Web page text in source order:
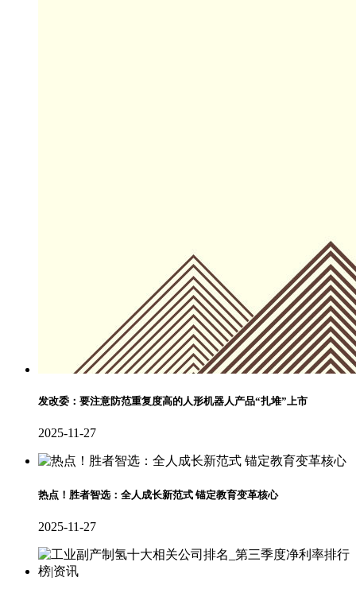
发改委：要注意防范重复度高的人形机器人产品“扎堆”上市
2025-11-27
热点！胜者智选：全人成长新范式 锚定教育变革核心
2025-11-27